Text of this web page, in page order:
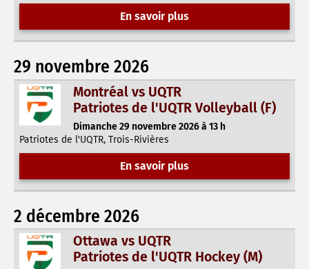
En savoir plus
29 novembre 2026
Montréal vs UQTR
Patriotes de l'UQTR Volleyball (F)
Dimanche 29 novembre 2026 à 13 h
Patriotes de l'UQTR, Trois-Rivières
En savoir plus
2 décembre 2026
Ottawa vs UQTR
Patriotes de l'UQTR Hockey (M)